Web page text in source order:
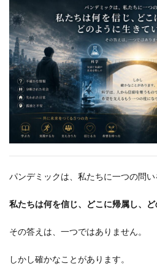
パンデミックは、私たちに一つの問い
私たちは何を信じ、どこに帰属し、ど
その答えは、一つではありません。
しかし確かなことがあります。